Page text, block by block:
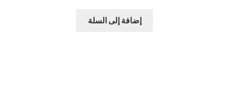
إضافة إلى السلة